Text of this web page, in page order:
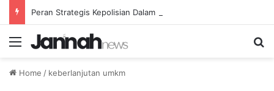
Menu
Home / keberlanjutan umkm